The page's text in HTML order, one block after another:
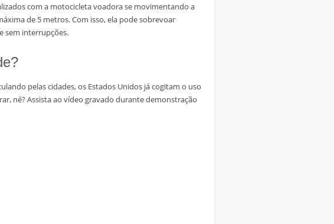
com a motocicleta voadora se movimentando a
de 5 metros. Com isso, ela pode sobrevoar
sem interrupções.
pelas cidades, os Estados Unidos já cogitam o uso
né? Assista ao vídeo gravado durante demonstração